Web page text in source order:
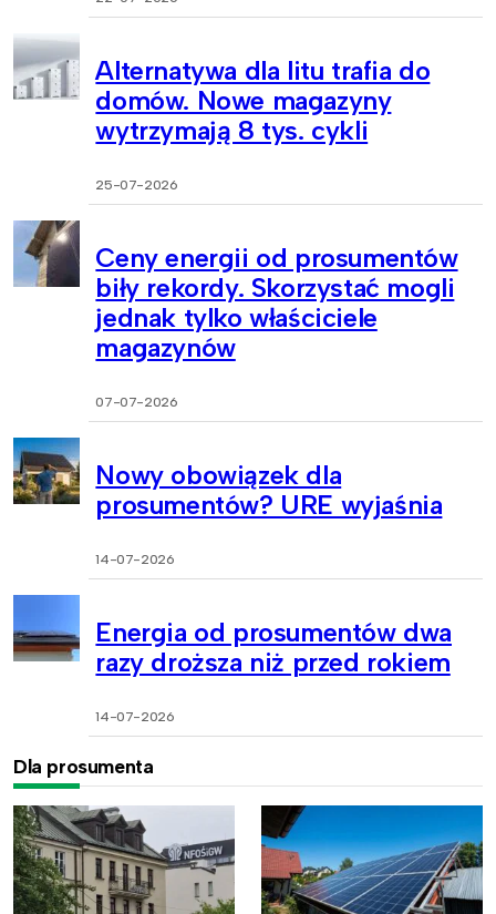
Alternatywa dla litu trafia do
domów. Nowe magazyny
wytrzymają 8 tys. cykli
25-07-2026
Ceny energii od prosumentów
biły rekordy. Skorzystać mogli
jednak tylko właściciele
magazynów
07-07-2026
Nowy obowiązek dla
prosumentów? URE wyjaśnia
14-07-2026
Energia od prosumentów dwa
razy droższa niż przed rokiem
14-07-2026
Dla prosumenta